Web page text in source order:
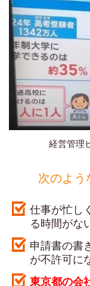
経営管理
次のよう
仕事が忙し
る時間がな
申請書の書
が不許可に
東京都の会